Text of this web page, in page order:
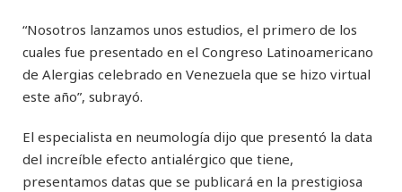
“Nosotros lanzamos unos estudios, el primero de los
cuales fue presentado en el Congreso Latinoamericano
de Alergias celebrado en Venezuela que se hizo virtual
este año”, subrayó.
El especialista en neumología dijo que presentó la data
del increíble efecto antialérgico que tiene,
presentamos datas que se publicará en la prestigiosa